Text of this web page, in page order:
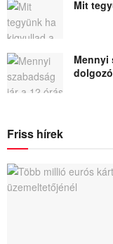
Mit
Mennyi
Friss hírek